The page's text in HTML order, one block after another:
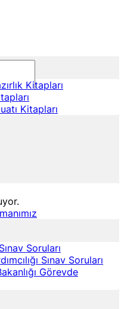
Kitapları
Kitapları
Soruları
Sınav Soruları
Görevde